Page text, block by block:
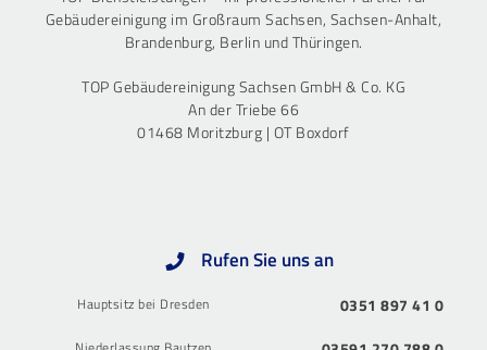
Gebäudereinigung im Großraum Sachsen, Sachsen-Anhalt,
Brandenburg, Berlin und Thüringen.
TOP Gebäudereinigung Sachsen GmbH & Co. KG
An der Triebe 66
01468 Moritzburg | OT Boxdorf
Rufen Sie uns an
Hauptsitz bei Dresden 0351 897 41 0